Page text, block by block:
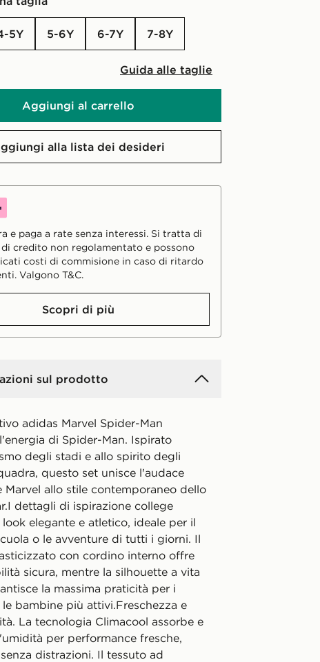
4-5Y 5-6Y 6-7Y 7-8Y
Guida alle taglie
Aggiungi al carrello
alla lista dei desideri
e paga a rate senza interessi. Si tratta di
credito non regolamentato e possono
costi di commisione in caso di ritardo
Valgono T&C.
Scopri di più
sul prodotto
adidas Marvel Spider-Man
di Spider-Man. Ispirato
degli stadi e allo spirito degli
questo set unisce l'audace
Marvel allo stile contemporaneo dello
dettagli di ispirazione college
elegante e atletico, ideale per il
o le avventure di tutti i giorni. Il
con cordino interno offre
sicura, mentre la silhouette a vita
la massima praticità per i
bambine più attivi.Freschezza e
La tecnologia Climacool assorbe e
per performance fresche,
distrazioni. Il tessuto ad